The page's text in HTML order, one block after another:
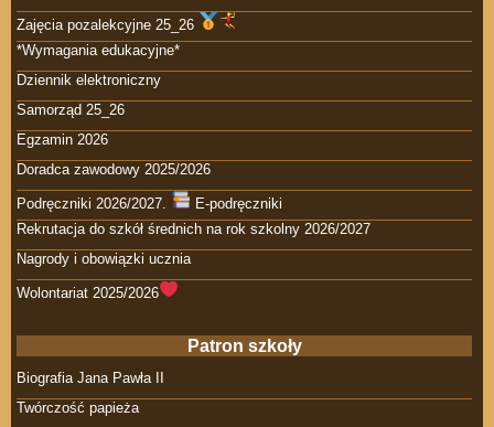
Zajęcia pozalekcyjne 25_26
*Wymagania edukacyjne*
Dziennik elektroniczny
Samorząd 25_26
Egzamin 2026
Doradca zawodowy 2025/2026
Podręczniki 2026/2027.
E-podręczniki
Rekrutacja do szkół średnich na rok szkolny 2026/2027
Nagrody i obowiązki ucznia
Wolontariat 2025/2026
Patron szkoły
Biografia Jana Pawła II
Twórczość papieża